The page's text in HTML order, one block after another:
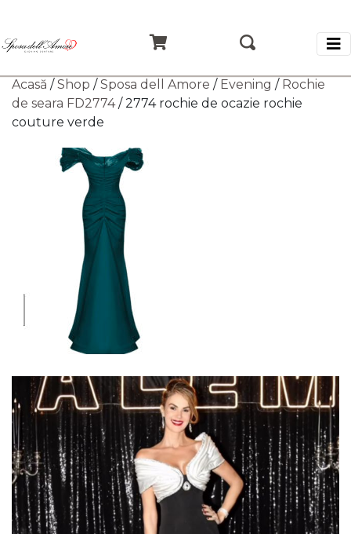
Acasă /Shop /Sposa dell Amore / Evening / Rochie
de seara FD2774/ 2774 rochie de ocazie rochie
couture verde